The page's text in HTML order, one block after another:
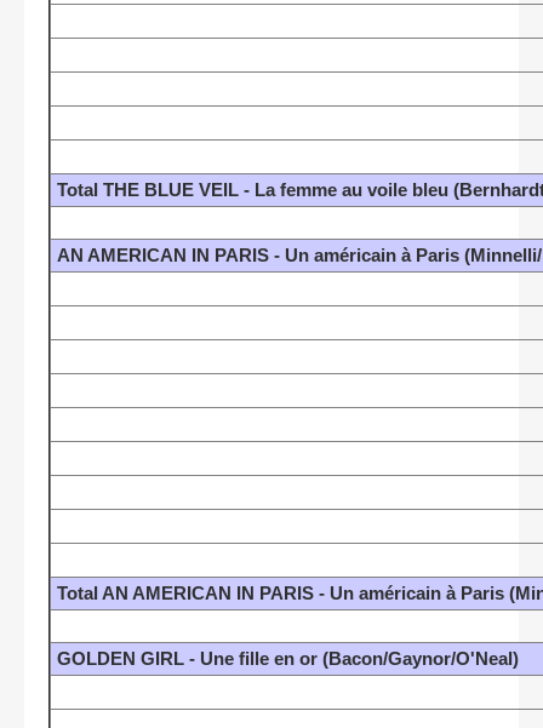
Total THE BLUE VEIL - La femme au voile bleu
AN AMERICAN IN PARIS - Un américain à Paris
Total AN AMERICAN IN PARIS - Un américain à Paris
GOLDEN GIRL - Une fille en or (Bacon/Gaynor/O'Neal)